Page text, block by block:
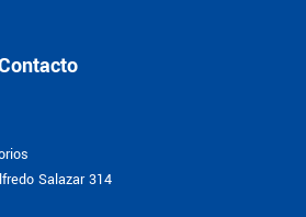
Salazar 314